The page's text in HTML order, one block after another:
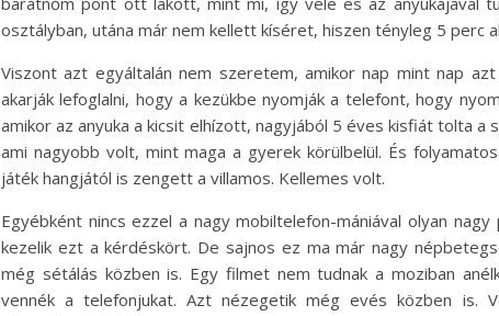
osztályban, utána már nem kellett kíséret, hiszen tényleg 5 perc
Viszont azt egyáltalán nem szeretem, amikor nap mint nap
akarják lefoglalni, hogy a kezükbe nyomják a telefont, hogy
amikor az anyuka a kicsit elhízott, nagyjából 5 éves kisfiát tolta
ami nagyobb volt, mint maga a gyerek körülbelül. És
játék hangjától is zengett a villamos. Kellemes volt.
Egyébként nincs ezzel a nagy mobiltelefon-mániával olyan
kezelik ezt a kérdéskört. De sajnos ez ma már nagy
még sétálás közben is. Egy filmet nem tudnak a moziban
vennék a telefonjukat. Azt nézegetik még evés közben is.